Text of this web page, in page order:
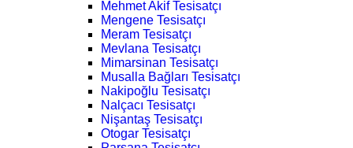
Mehmet Akif Tesisatçı
Mengene Tesisatçı
Meram Tesisatçı
Mevlana Tesisatçı
Mimarsinan Tesisatçı
Musalla Bağları Tesisatçı
Nakipoğlu Tesisatçı
Nalçacı Tesisatçı
Nişantaş Tesisatçı
Otogar Tesisatçı